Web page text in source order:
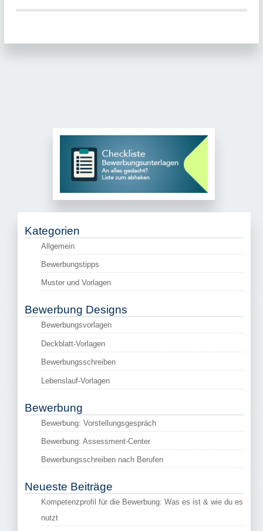
Kategorien
Allgemein
Bewerbungstipps
Muster und Vorlagen
Bewerbung Designs
Bewerbungsvorlagen
Deckblatt-Vorlagen
Bewerbungsschreiben
Lebenslauf-Vorlagen
Bewerbung
Bewerbung: Vorstellungsgespräch
Bewerbung: Assessment-Center
Bewerbungsschreiben nach Berufen
Neueste Beiträge
Kompetenzprofil für die Bewerbung: Was es ist & wie du es
nutzt